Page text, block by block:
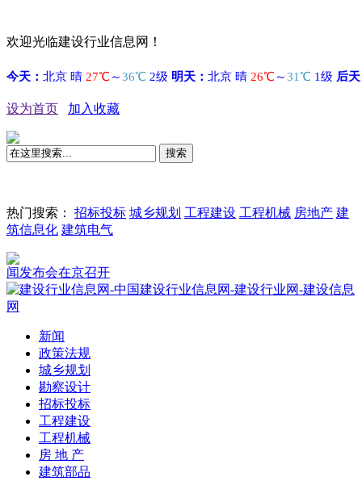
欢迎光临建设行业信息网！
设为首页 加入收藏
搜索
热门搜索： 招标投标 城乡规划 工程建设 工程机械 房地产 建
筑信息化 建筑电气
在京召开
新闻
政策法规
城乡规划
勘察设计
招标投标
工程建设
工程机械
房 地 产
建筑部品